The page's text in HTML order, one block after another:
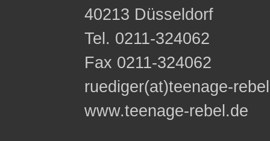
40213 Düsseldorf
Tel. 0211-324062
Fax 0211-324062
ruediger(at)teenage-
www.teenage-rebel.de